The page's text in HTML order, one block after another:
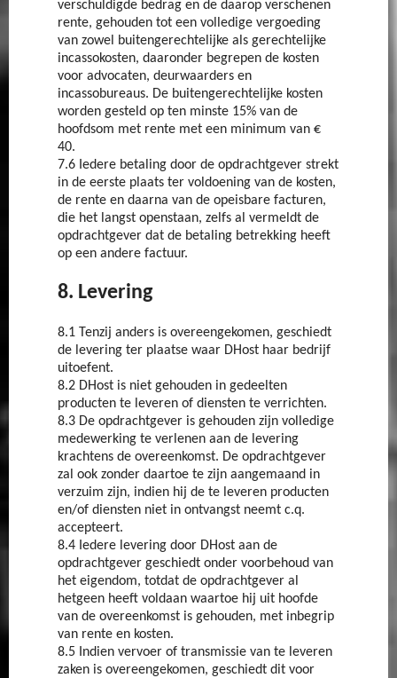
verschuldigde bedrag en de daarop verschenen
rente, gehouden tot een volledige vergoeding
van zowel buitengerechtelijke als gerechtelijke
incassokosten, daaronder begrepen de kosten
voor advocaten, deurwaarders en
incassobureaus. De buitengerechtelijke kosten
worden gesteld op ten minste 15% van de
hoofdsom met rente met een minimum van €
40.
7.6 Iedere betaling door de opdrachtgever strekt
in de eerste plaats ter voldoening van de kosten,
de rente en daarna van de opeisbare facturen,
die het langst openstaan, zelfs al vermeldt de
opdrachtgever dat de betaling betrekking heeft
op een andere factuur.
8. Levering
8.1 Tenzij anders is overeengekomen, geschiedt
de levering ter plaatse waar DHost haar bedrijf
uitoefent.
8.2 DHost is niet gehouden in gedeelten
producten te leveren of diensten te verrichten.
8.3 De opdrachtgever is gehouden zijn volledige
medewerking te verlenen aan de levering
krachtens de overeenkomst. De opdrachtgever
zal ook zonder daartoe te zijn aangemaand in
verzuim zijn, indien hij de te leveren producten
en/of diensten niet in ontvangst neemt c.q.
accepteert.
8.4 Iedere levering door DHost aan de
opdrachtgever geschiedt onder voorbehoud van
het eigendom, totdat de opdrachtgever al
hetgeen heeft voldaan waartoe hij uit hoofde
van de overeenkomst is gehouden, met inbegrip
van rente en kosten.
8.5 Indien vervoer of transmissie van te leveren
zaken is overeengekomen, geschiedt dit voor